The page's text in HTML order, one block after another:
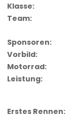
Klasse:
Team:
Sponsoren:
Vorbild:
Motorrad:
Leistung:
Erstes Rennen: